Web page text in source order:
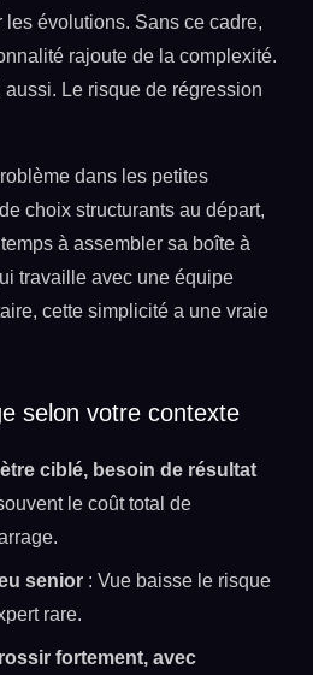
les évolutions. Sans ce cadre,
rajoute de la complexité.
aussi. Le risque de régression
dans les petites
choix structurants au départ,
à assembler sa boîte à
travaille avec une équipe
cette simplicité a une vraie
selon votre contexte
ciblé, besoin de résultat
le coût total de
senior : Vue baisse le risque
rare.
fortement, avec